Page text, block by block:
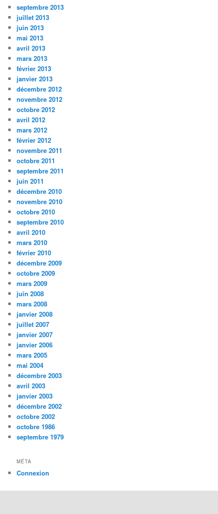
septembre 2013
juillet 2013
juin 2013
mai 2013
avril 2013
mars 2013
février 2013
janvier 2013
décembre 2012
novembre 2012
octobre 2012
avril 2012
mars 2012
février 2012
novembre 2011
octobre 2011
septembre 2011
juin 2011
décembre 2010
novembre 2010
octobre 2010
septembre 2010
avril 2010
mars 2010
février 2010
décembre 2009
octobre 2009
mars 2009
juin 2008
mars 2008
janvier 2008
juillet 2007
janvier 2007
janvier 2006
mars 2005
mai 2004
décembre 2003
avril 2003
janvier 2003
décembre 2002
octobre 2002
octobre 1986
septembre 1979
MÉTA
Connexion